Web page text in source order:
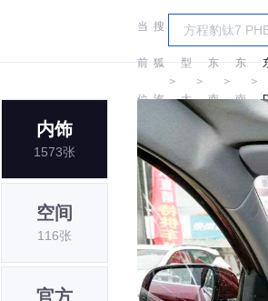
当
前
位
置:
搜
狐
汽
＞
车
型
大
＞
东
南
＞
东
南
＞
内饰
1573张
空间
116张
官方